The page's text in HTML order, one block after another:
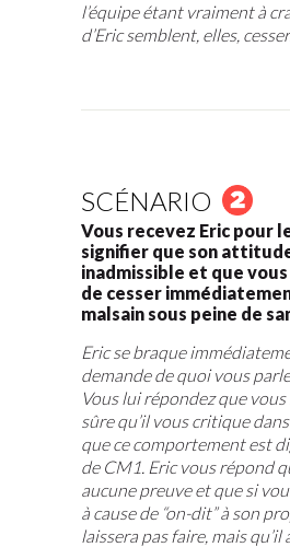
l’équipe étant vraiment à
d’Eric semblent, elles,
SCÉNARIO
Vous recevez Eric pour
signifier que son
inadmissible et que
de cesser
malsain sous peine de
Eric se braque
demande de quoi vous
Vous lui répondez que vous
sûre qu’il vous critique
que ce comportement est
de CM1. Eric vous répond
aucune preuve et que si
à cause de “on-dit” à son
laissera pas faire, mais